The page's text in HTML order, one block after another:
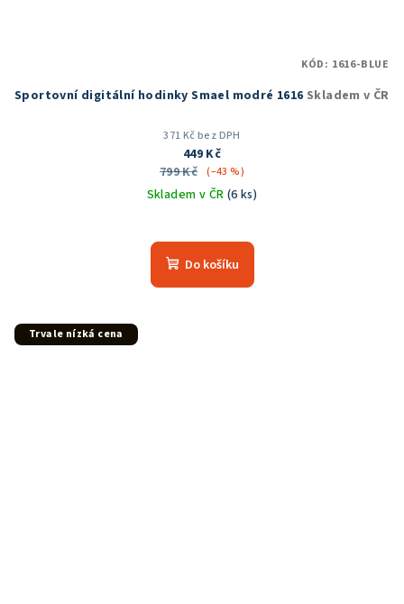
Sportovní digitální hodinky Smael modré 1616 Skladem v ČR
371 Kč bez DPH
449 Kč
799 Kč (–43 %)
Skladem v ČR (6 ks)
hodnocení
produktu
Do košíku
KÓD: 1616-BLUE
Trvale nízká cena